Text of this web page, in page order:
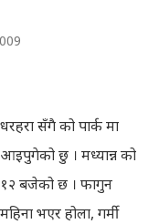
धरहरा सँगै को पार्क मा
आइपुगेको छु । मध्यान्न को
१२ बजेको छ । फागुन
महिना भएर होला, गर्मी